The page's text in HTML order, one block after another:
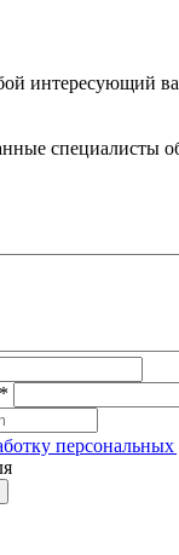
интересующий
специалисты
*